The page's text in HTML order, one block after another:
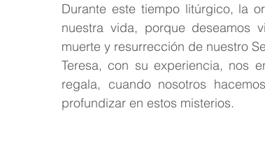
Palabra de Dios Teresita Reflexión
Durante este tiempo litúrgico, la
nuestra vida, porque deseamos
muerte y resurrección de nuestro
Teresa, con su experiencia, nos
regala, cuando nosotros
profundizar en estos misterios.